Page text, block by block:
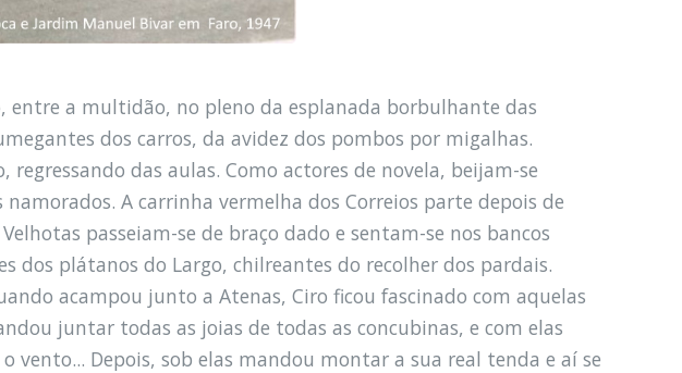
entre a multidão, no pleno da esplanada borbulhante das
dos carros, da avidez dos pombos por migalhas.
regressando das aulas. Como actores de novela, beijam-se
A carrinha vermelha dos Correios parte depois de
passeiam-se de braço dado e sentam-se nos bancos
dos plátanos do Largo, chilreantes do recolher dos pardais.
acampou junto a Atenas, Ciro ficou fascinado com aquelas
juntar todas as joias de todas as concubinas, e com elas
vento... Depois, sob elas mandou montar a sua real tenda e aí se